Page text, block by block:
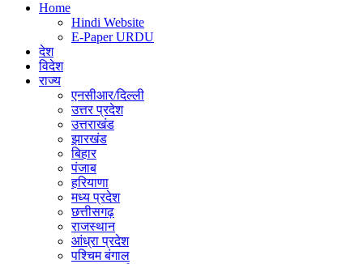
Home
Hindi Website
E-Paper URDU
देश
विदेश
राज्य
एनसीआर/दिल्ली
उत्तर प्रदेश
उत्तराखंड
झारखंड
बिहार
पंजाब
हरियाणा
मध्य प्रदेश
छत्तीसगढ़
राजस्थान
आंध्रा प्रदेश
पश्चिम बंगाल